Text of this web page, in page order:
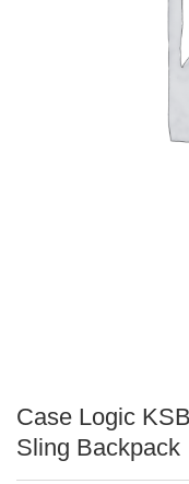
Case Logic
Sling Backpack